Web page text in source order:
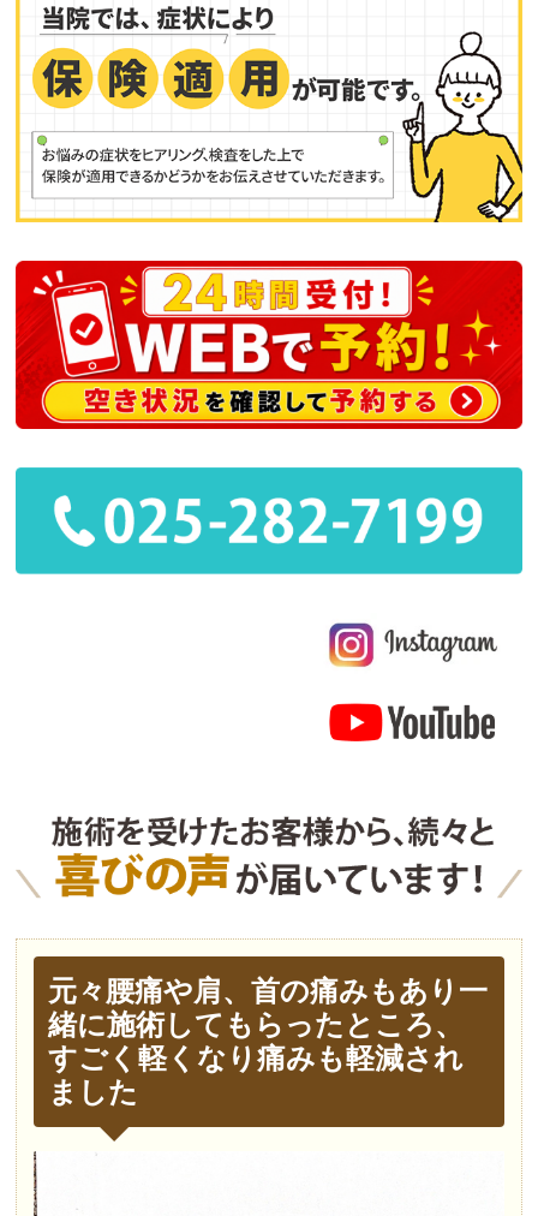
元々腰痛や肩、首の痛みもあり一
緒に施術してもらったところ、
すごく軽くなり痛みも軽減され
ました